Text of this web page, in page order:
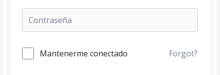
Mantenerme conectado Forgot?